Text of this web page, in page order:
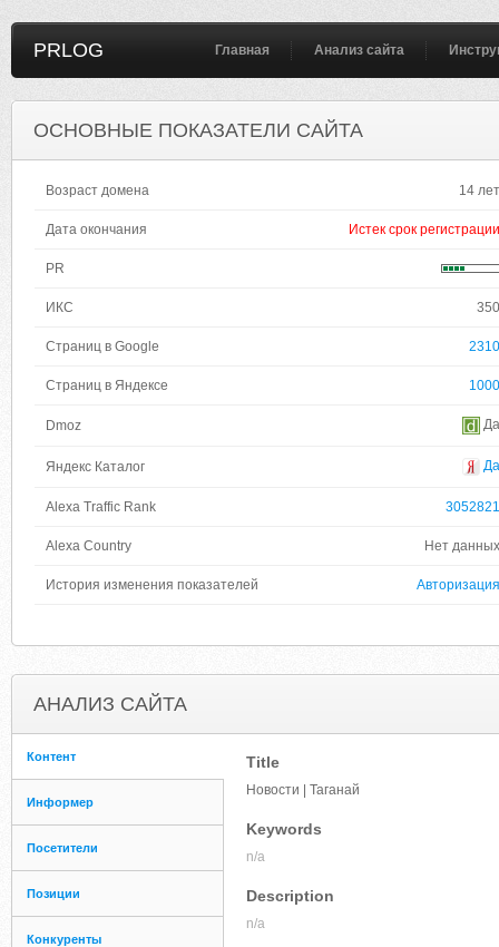
PRLOG Главная Анализ сайта
ОСНОВНЫЕ ПОКАЗАТЕЛИ САЙТА
Возраст домена 14 лет
Дата окончания Истек срок регистрации
PR
ИКС 350
Страниц в Google 2310
Страниц в Яндексе 1000
Dmoz Да
Яндекс Каталог Да
Alexa Traffic Rank 3052821
Alexa Country Нет данных
История изменения показателей Авторизация
АНАЛИЗ САЙТА
Контент
Информер
Посетители
Позиции
Конкуренты
Title
Новости | Таганай
Keywords
n/a
Description
n/a